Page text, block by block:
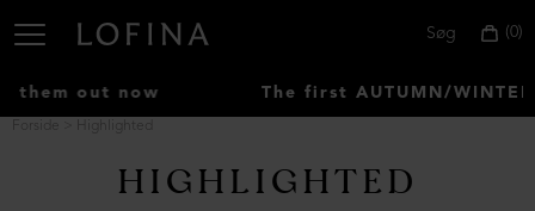
0
Søg
The first AUTUMN/WINTER items
Forside Highlighted
HIGHLIGHTED